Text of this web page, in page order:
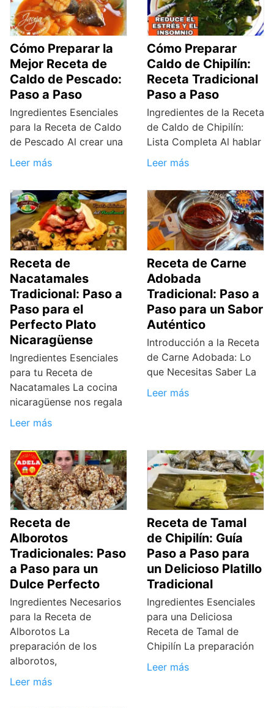
Cómo Preparar la
Mejor Receta de
Caldo de Pescado:
Paso a Paso
Ingredientes Esenciales
para la Receta de Caldo
de Pescado Al crear una
Leer más
Cómo Preparar
Caldo de Chipilín:
Receta Tradicional
Paso a Paso
Ingredientes de la Receta
de Caldo de Chipilín:
Lista Completa Al hablar
Leer más
Receta de
Nacatamales
Tradicional: Paso a
Paso para el
Perfecto Plato
Nicaragüense
Ingredientes Esenciales
para tu Receta de
Nacatamales La cocina
nicaragüense nos regala
Leer más
Receta de Carne
Adobada
Tradicional: Paso a
Paso para un Sabor
Auténtico
Introducción a la Receta
de Carne Adobada: Lo
que Necesitas Saber La
Leer más
Receta de
Alborotos
Tradicionales: Paso
a Paso para un
Dulce Perfecto
Ingredientes Necesarios
para la Receta de
Alborotos La
preparación de los
alborotos,
Leer más
Receta de Tamal
de Chipilín: Guía
Paso a Paso para
un Delicioso Platillo
Tradicional
Ingredientes Esenciales
para una Deliciosa
Receta de Tamal de
Chipilín La preparación
Leer más